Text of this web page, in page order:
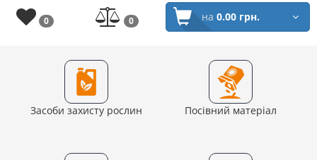
0 0 на 0.00 грн.
Засоби захисту рослин Посівний матеріал